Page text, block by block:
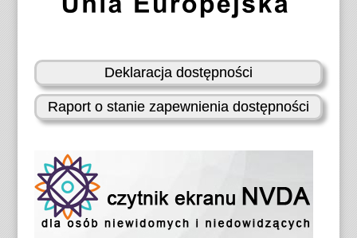
Deklaracja dostępności
Raport o stanie zapewnienia dostępności